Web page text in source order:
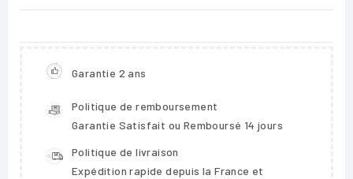
Garantie 2 ans
Politique de remboursement
Garantie Satisfait ou Remboursé 14 jours
Politique de livraison
Expédition rapide depuis la France et